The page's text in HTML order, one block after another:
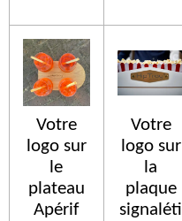
Votre
logo sur
le
plateau
Apérif
Votre
logo sur
la
plaque
signaléti